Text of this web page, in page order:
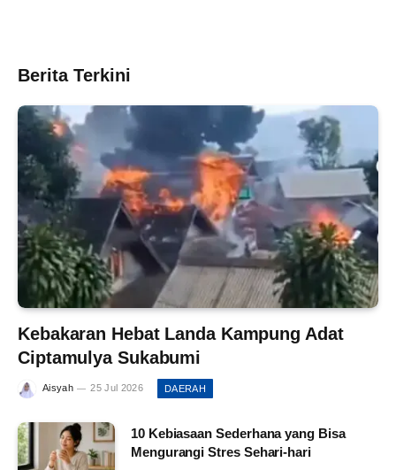
Berita Terkini
Kebakaran Hebat Landa Kampung Adat
Ciptamulya Sukabumi
Aisyah 25 Jul 2026 DAERAH
10 Kebiasaan Sederhana yang Bisa
Mengurangi Stres Sehari-hari